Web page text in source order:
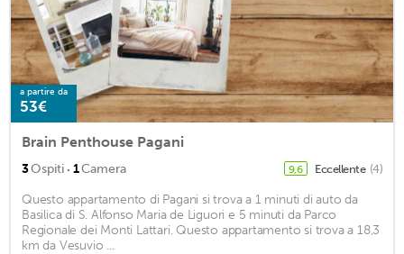
a partire da
53€
Brain Penthouse Pagani
3Ospiti · 1Camera 9,6 Eccellente (4)
Questo appartamento di Pagani si trova a 1 minuti di auto da
Basilica di S. Alfonso Maria de Liguori e 5 minuti da Parco
Regionale dei Monti Lattari. Questo appartamento si trova a 18,3
km da Vesuvio ...